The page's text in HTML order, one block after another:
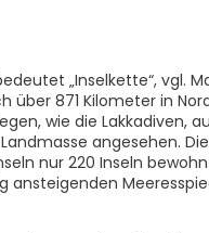
„Inselkette“, vgl.
über 871 Kilometer in
wie die Lakkadiven,
angesehen.
nur 220 Inseln
ansteigenden